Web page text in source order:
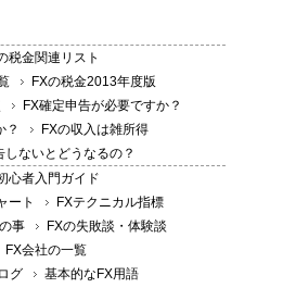
税金関連リスト
FXの税金2013年度版
FX確定申告が必要ですか？
？
FXの収入は雑所得
しないとどうなるの？
心者入門ガイド
ート
FXテクニカル指標
事
FXの失敗談・体験談
FX会社の一覧
グ
基本的なFX用語